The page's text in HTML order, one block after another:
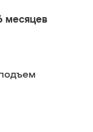
месяцев